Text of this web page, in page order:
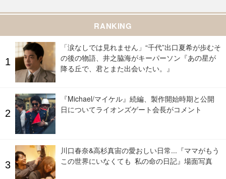
RANKING
「涙なしでは見れません」“千代”出口夏希が歩むそ
の後の物語、井之脇海がキーパーソン『あの星が
降る丘で、君とまた出会いたい。』
『Michael/マイケル』続編、製作開始時期と公開
日についてライオンズゲート会長がコメント
川口春奈&高杉真宙の愛おしい日常...『ママがもう
この世界にいなくても 私の命の日記』場面写真